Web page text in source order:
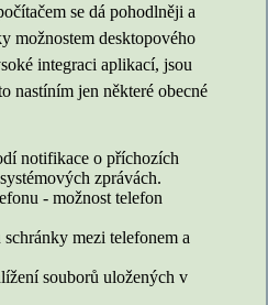
se dá pohodlněji a
možnostem desktopového
integraci aplikací, jsou
nastíním jen některé obecné
notifikace o příchozích
zprávách.
- možnost telefon
schránky mezi telefonem a
souborů uložených v